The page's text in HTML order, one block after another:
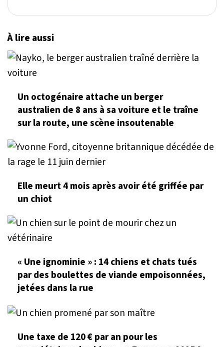
À lire aussi
Un octogénaire attache un berger
australien de 8 ans à sa voiture et le traîne
sur la route, une scène insoutenable
Elle meurt 4 mois après avoir été griffée par
un chiot
« Une ignominie » : 14 chiens et chats tués
par des boulettes de viande empoisonnées,
jetées dans la rue
Une taxe de 120 € par an pour les